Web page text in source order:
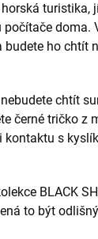
turistika,
doma.
ho chtít
chtít
černé tričko z
s
BLACK
to být